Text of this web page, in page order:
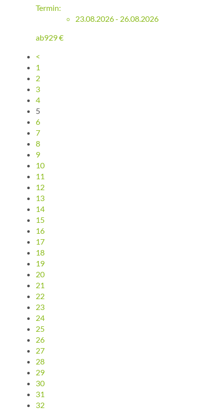
Termin:
23.08.2026 - 26.08.2026
ab929€
<
1
2
3
4
5
6
7
8
9
10
11
12
13
14
15
16
17
18
19
20
21
22
23
24
25
26
27
28
29
30
31
32